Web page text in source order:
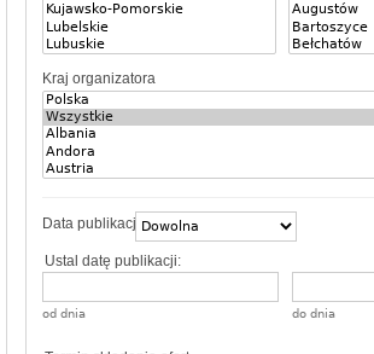
Kraj organizatora
Data publikacji
Ustal datę publikacji:
od dnia do dnia